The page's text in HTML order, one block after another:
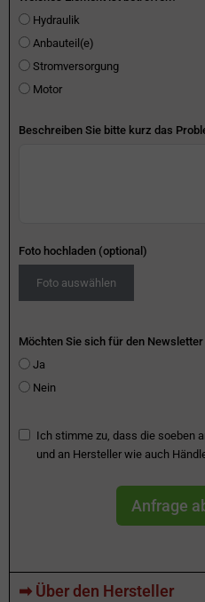
Hydraulik
Anbauteil(e)
Stromversorgung
Motor
Beschreiben Sie bitte kurz das
Foto hochladen (optional)
Foto auswählen
Möchten Sie sich für den Newsletter
Ja
Nein
Ich stimme zu, dass die soeben
und an Hersteller wie auch
Anfrage
➡ Über den Hersteller